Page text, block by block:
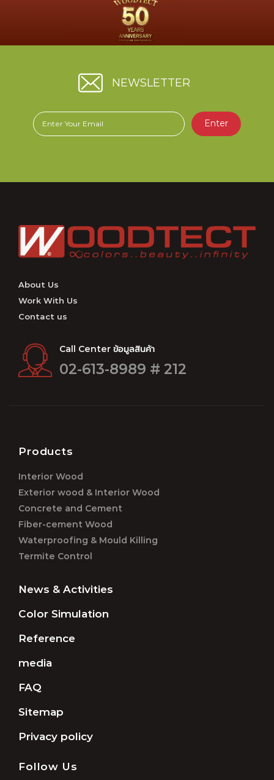
บริษัทฯ ขออภัยกับเหตุการณ์ที่เกิดขึ้น และให้ความเคารพต่อ บริษัท
ในฐานะผู้ประกอบการในอุตสาหกรรมเดียวกัน บริษัทฯ จึงได้เร่ง
โดยตลอด
NEWSLETTER
Enter
About Us
Work With Us
Contact us
Call Center ข้อมูลสินค้า
02-613-8989 # 212
Products
Interior Wood
Exterior wood & Interior Wood
Concrete and Cement
Fiber-cement Wood
Waterproofing & Mould Killing
Termite Control
News & Activities
Color Simulation
Reference
media
FAQ
Sitemap
Privacy policy
Follow Us